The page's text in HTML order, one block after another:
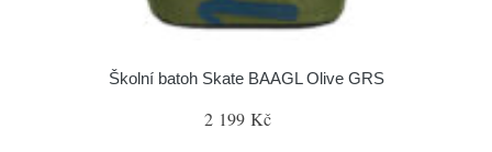
Školní batoh Skate BAAGL Olive GRS
2 199 Kč